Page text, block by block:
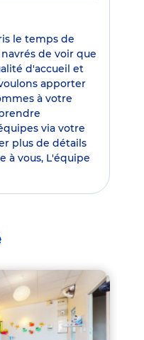
le temps de
de voir que
d'accueil et
apporter
à votre
via votre
plus de détails
à vous, L'équipe